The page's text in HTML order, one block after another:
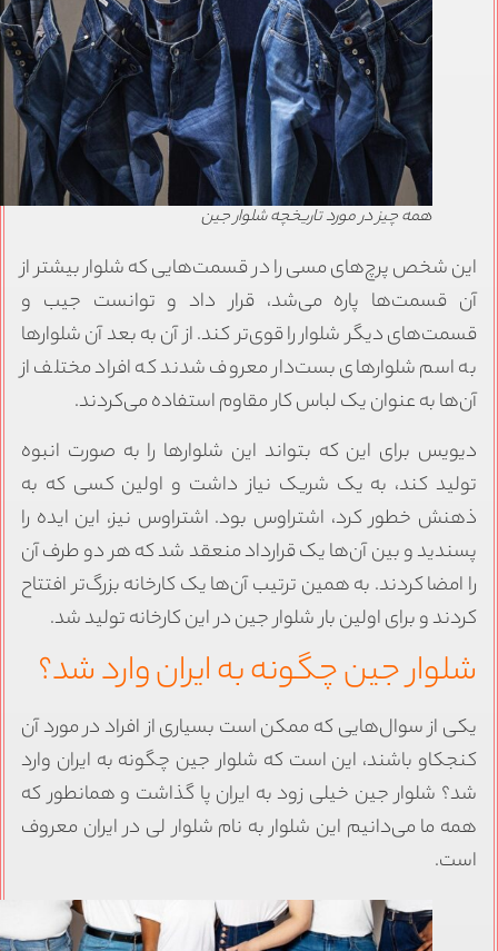
همه چیز در مورد تاریخچه شلوار جین
شخص پرچ‌های مسی را در قسمت‌هایی که شلوار بیشتر از
قسمت‌ها پاره می‌شد، قرار داد و توانست جیب و
دیگر شلوار را قوی‌تر کند‌. از آن به بعد آن شلوارها
اسم شلوارهای بست‌دار معروف شدند که افراد مختلف از
به عنوان یک لباس کار مقاوم استفاده می‌کردند.
برای این که بتواند این شلوارها را به صورت انبوه
کند، به یک شریک نیاز داشت و اولین کسی که به
خطور کرد، اشتراوس بود. اشتراوس نیز، این ایده را
و بین آن‌ها یک قرارداد منعقد شد که هر دو طرف آن
امضا کردند. به همین ترتیب آن‌ها یک کارخانه بزرگ‌تر افتتاح
و برای اولین بار شلوار جین در این کارخانه تولید شد.
جین چگونه به ایران وارد شد؟
از سوال‌هایی که ممکن است بسیاری از افراد در مورد آن
باشند، این است که شلوار جین چگونه به ایران وارد
شلوار جین خیلی زود به ایران پا گذاشت و همانطور که
ما می‌دانیم‌ این شلوار به نام شلوار لی در ایران معروف